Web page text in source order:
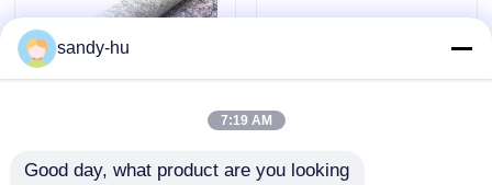
Rechtssachen
Boden-Schutz
sandy-hu
7:19 AM
Good day, what product are you looking